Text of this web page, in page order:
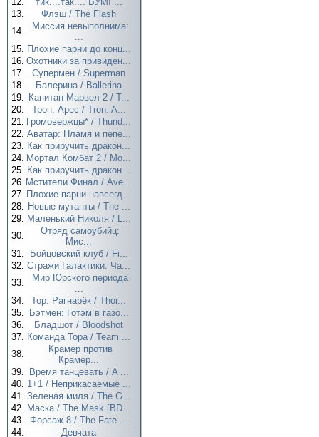
13.
Флэш / The Flash
14.
Миссия невыполнима:
...
15. Плохие парни до конц...
16. Охотники за привиден...
17.
Супермен / Superman
18.
Балерина / Ballerina
19. Капитан Марвел 2 / T...
20.
Трон: Арес / Tron: A...
21. Громовержцы* / Thund...
22. Аватар: Пламя и пепе...
23. Как приручить дракон...
24. Мортал Комбат 2 / Mo...
25. Как приручить дракон...
26. Мстители Финал / Ave...
27. Плохие парни навсегд...
28. Новые мутанты / The ...
29. Маленький Николя / L...
30.
Отряд самоубийц:
Мис...
31.
Бойцовский клуб / Fi...
32. Стражи Галактики. Ча...
33.
Мир Юрского периода
...
34.
Тор: Рагнарёк / Thor...
35.
Бэтмен: Готэм в газо...
36.
Бладшот / Bloodshot
37. Команда Тора / Team ...
38.
Крамер против
Крамер...
39.
Время танцевать / A ...
40. 1+1 / Неприкасаемые ...
41. Зеленая миля / The G...
42. Маска / The Mask [BD...
43. Форсаж 8 / The Fate ...
44.
Девчата